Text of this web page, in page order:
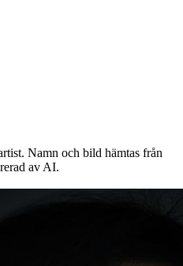
Namn och bild hämtas från
av AI.